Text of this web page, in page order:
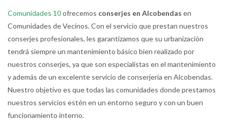
Comunidades 10ofrecemos conserjes en Alcobendas en
Comunidades de Vecinos. Con el servicio que prestan nuestros
conserjes profesionales, les garantizamos que su urbanización
tendrá siempre un mantenimiento básico bien realizado por
nuestros conserjes, ya que son especialistas en el mantenimiento
y además de un excelente servicio de conserjería en Alcobendas.
Nuestro objetivo es que todas las comunidades donde prestamos
nuestros servicios estén en un entorno seguro y con un buen
funcionamiento interno.